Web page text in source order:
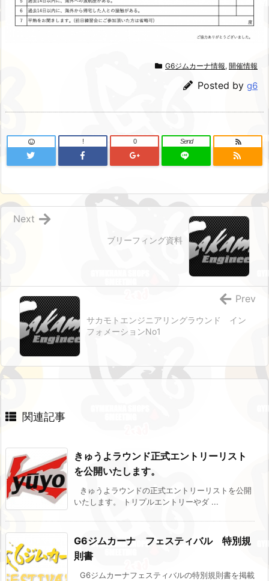
G6ジムカーナ情報, 開催情報
Posted by g6
! 0 Send
ブリーフィング資料
Next
サカモトエンジニアリングラウンド イン
フォメーションNo1
Prev
関連記事
きゅうよラウンド正式エントリーリスト
を公開いたします。
きゅうよラウンドの正式エントリーリストを公開
いたします。 トリプルエントリーやダ ...
G6ジムカーナ フェスティバル 特別規
則書
G6ジムカーナフェスティバルの特別規則書を掲載